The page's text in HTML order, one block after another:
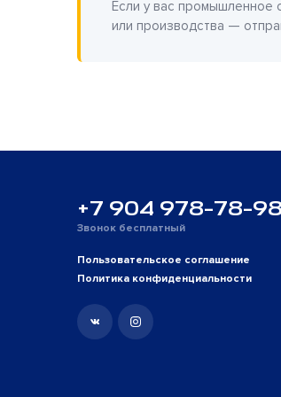
Если у вас промышленное
или производства —
+7 904 978-78-98
Звонок бесплатный
Пользовательское соглашение
Политика конфиденциальности